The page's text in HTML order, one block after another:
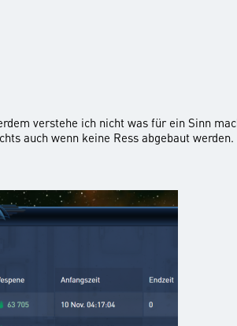
verstehe ich nicht was für ein Sinn
auch wenn keine Ress abgebaut